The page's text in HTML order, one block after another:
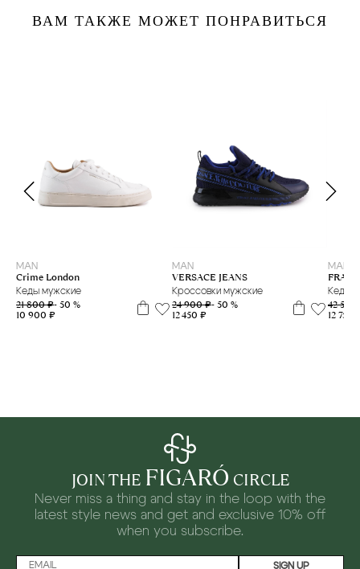
ВАМ ТАКЖЕ МОЖЕТ ПОНРАВИТЬСЯ
MAN
Crime London
Кеды мужские
21 800 ₽- 50 %
10 900 ₽
MAN
VERSACE JEANS
Кроссовки мужские
24 900 ₽- 50 %
12 450 ₽
MAN
Кеды
42
12 750
JOIN THE FIGARÓ CIRCLE
Never miss a thing and stay in the loop with the
latest style news and get and exclusive 10% off
when you subscribe.
SIGN UP